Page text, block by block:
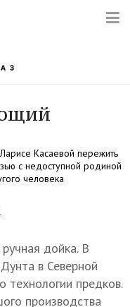
Касаевой пережить
с недоступной родиной
человека
дойка. В
в Северной
технологии предков.
производства